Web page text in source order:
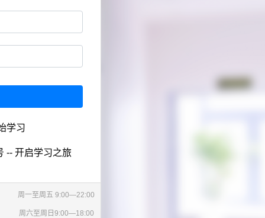
学习
-- 开启学习之旅
周一至周五 9:00—22:00
周六至周日9:00—18:00